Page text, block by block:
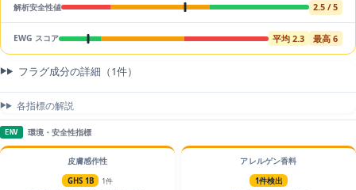
解析安全性値 2.5 / 5
EWG スコア 平均 2.3 最高 6
フラグ成分の詳細（1件）
各指標の解説
ENV 環境・安全性指標
皮膚感作性
GHS 1B
1件
アレルゲン香料
1件検出